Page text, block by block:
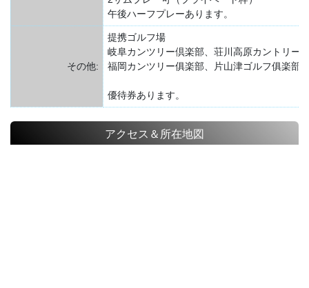
午後ハーフプレーあります。
その他:
提携ゴルフ場
岐阜カンツリー倶楽部、荘川高原カントリー
福岡カンツリー俱楽部、片山津ゴルフ俱楽部
優待券あります。
アクセス＆所在地図